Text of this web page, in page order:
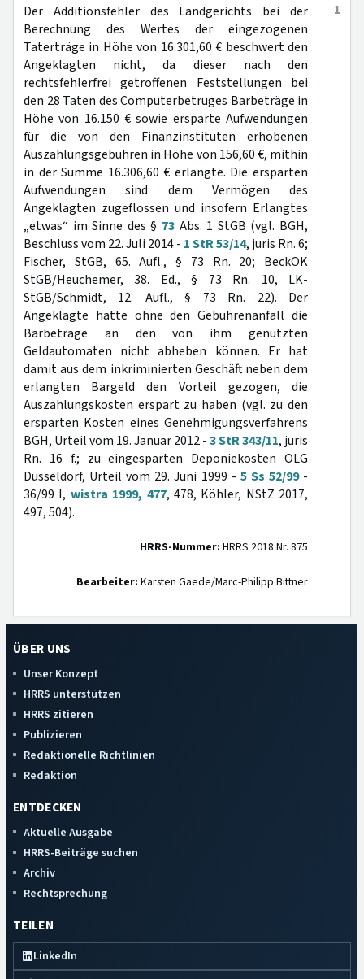
1
Der Additionsfehler des Landgerichts bei der
Berechnung des Wertes der eingezogenen
Taterträge in Höhe von 16.301,60 € beschwert den
Angeklagten nicht, da dieser nach den
rechtsfehlerfrei getroffenen Feststellungen bei
den 28 Taten des Computerbetruges Barbeträge in
Höhe von 16.150 € sowie ersparte Aufwendungen
für die von den Finanzinstituten erhobenen
Auszahlungsgebühren in Höhe von 156,60 €, mithin
in der Summe 16.306,60 € erlangte. Die ersparten
Aufwendungen sind dem Vermögen des
Angeklagten zugeflossen und insofern Erlangtes
„etwas“ im Sinne des § 73 Abs. 1 StGB (vgl. BGH,
Beschluss vom 22. Juli 2014 - 1 StR 53/14, juris Rn. 6;
Fischer, StGB, 65. Aufl., § 73 Rn. 20; BeckOK
StGB/Heuchemer, 38. Ed., § 73 Rn. 10, LK-
StGB/Schmidt, 12. Aufl., § 73 Rn. 22). Der
Angeklagte hätte ohne den Gebührenanfall die
Barbeträge an den von ihm genutzten
Geldautomaten nicht abheben können. Er hat
damit aus dem inkriminierten Geschäft neben dem
erlangten Bargeld den Vorteil gezogen, die
Auszahlungskosten erspart zu haben (vgl. zu den
ersparten Kosten eines Genehmigungsverfahrens
BGH, Urteil vom 19. Januar 2012 -3 StR 343/11, juris
Rn. 16 f.; zu eingesparten Deponiekosten OLG
Düsseldorf, Urteil vom 29. Juni 1999 - 5 Ss 52/99-
36/99 I, wistra 1999, 477, 478, Köhler, NStZ 2017,
497, 504).
HRRS-Nummer: HRRS 2018 Nr. 875
Bearbeiter: Karsten Gaede/Marc-Philipp Bittner
ÜBER UNS
Unser Konzept
HRRS unterstützen
HRRS zitieren
Publizieren
Redaktionelle Richtlinien
Redaktion
ENTDECKEN
Aktuelle Ausgabe
HRRS-Beiträge suchen
Archiv
Rechtsprechung
TEILEN
LinkedIn